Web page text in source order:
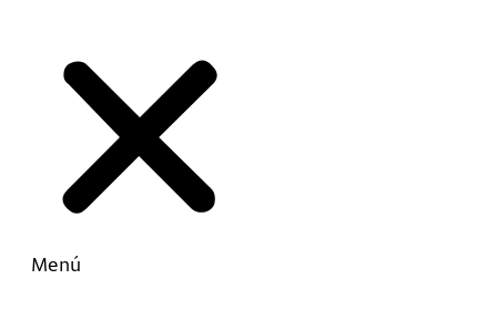
Menú